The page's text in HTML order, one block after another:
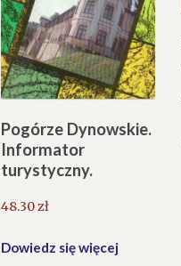
Pogórze Dynowskie.
Informator
turystyczny.
48.30zł
Dowiedz się więcej